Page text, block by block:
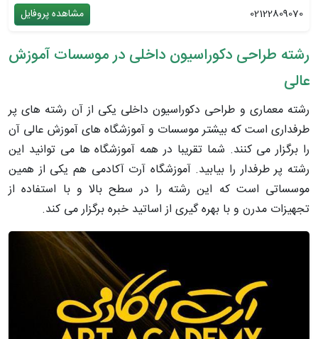
02122809070
مشاهده پروفایل
رشته طراحی دکوراسیون داخلی در موسسات آموزش
عالی
رشته معماری و طراحی دکوراسیون داخلی یکی از آن رشته های پر
طرفداری است که بیشتر موسسات و آموزشگاه های آموزش عالی آن
را برگزار می کنند. شما تقریبا در همه آموزشگاه ها می توانید این
رشته پر طرفدار را بیابید. آموزشگاه آرت آکادمی هم یکی از همین
موسساتی است که این رشته را در سطح بالا و با استفاده از
تجهیزات مدرن و با بهره گیری از اساتید خبره برگزار می کند.